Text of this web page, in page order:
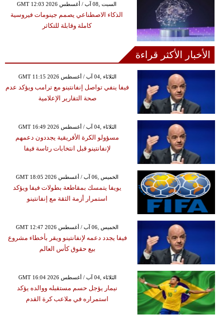
GMT 12:03 2026 السبت ,08 آب / أغسطس
الذكاء الاصطناعي يصمم جينومات فيروسية
كاملة وقابلة للتكاثر
الأخبار الأكثر قراءة
GMT 11:15 2026 الثلاثاء ,04 آب / أغسطس
فيفا ينفي تواصل إنفانتينو مع ترامب ويؤكد عدم
صحة التقارير الإعلامية
GMT 16:49 2026 الثلاثاء ,04 آب / أغسطس
مسؤولو الكرة الأفريقية يجددون دعمهم
لإنفانتينو قبل انتخابات رئاسة فيفا
GMT 18:05 2026 الخميس ,06 آب / أغسطس
يويفا يتمسك بمقاطعة بطولات فيفا ويؤكد
استمرار أزمة الثقة مع إنفانتينو
GMT 12:47 2026 الخميس ,06 آب / أغسطس
فيفا يجدد دعمه لإنفانتينو ويقر بأخطاء مشروع
بيع حقوق كأس العالم
GMT 16:04 2026 الثلاثاء ,04 آب / أغسطس
نيمار يؤجل حسم مستقبله ووالده يؤكد
استمراره في ملاعب كرة القدم